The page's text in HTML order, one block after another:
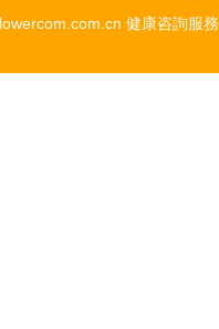
健康咨詢服務